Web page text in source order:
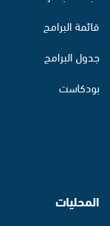
قائمة البرامج
جدول البرامج
بودكاست
المحليات